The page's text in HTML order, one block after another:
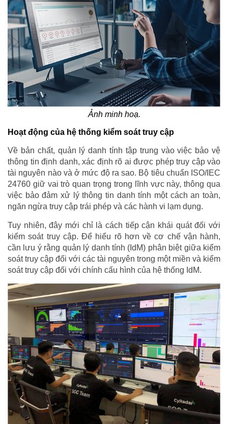
Ảnh minh hoạ.
Hoạt động của hệ thống kiểm soát truy cập
Về bản chất, quản lý danh tính tập trung vào việc bảo vệ
thông tin định danh, xác định rõ ai được phép truy cập vào
tài nguyên nào và ở mức độ ra sao. Bộ tiêu chuẩn ISO/IEC
24760 giữ vai trò quan trọng trong lĩnh vực này, thông qua
việc bảo đảm xử lý thông tin danh tính một cách an toàn,
ngăn ngừa truy cập trái phép và các hành vi lạm dụng.
Tuy nhiên, đây mới chỉ là cách tiếp cận khái quát đối với
kiểm soát truy cập. Để hiểu rõ hơn về cơ chế vận hành,
cần lưu ý rằng quản lý danh tính (IdM) phân biệt giữa kiểm
soát truy cập đối với các tài nguyên trong một miền và kiểm
soát truy cập đối với chính cấu hình của hệ thống IdM.